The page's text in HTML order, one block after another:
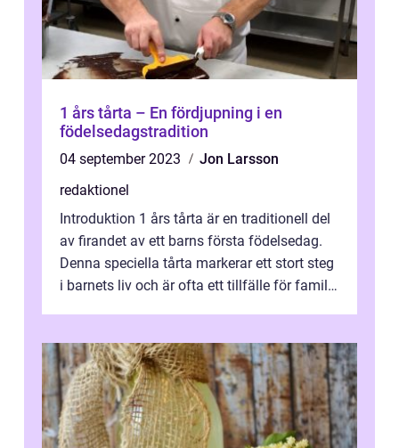
1 års tårta – En fördjupning i en
födelsedagstradition
04 september 2023
Jon Larsson
redaktionel
Introduktion 1 års tårta är en traditionell del
av firandet av ett barns första födelsedag.
Denna speciella tårta markerar ett stort steg
i barnets liv och är ofta ett tillfälle för familj